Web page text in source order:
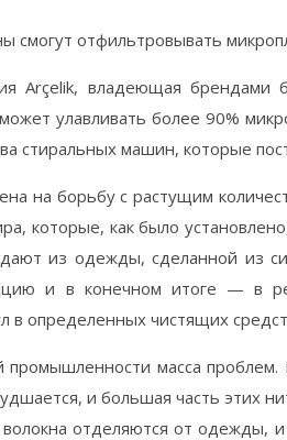
смогут отфильтровывать
Arçelik, владеющая брендами
улавливать более 90%
стиральных машин, которые
​​на борьбу с растущим
которые, как было
из одежды, сделанной из
и в конечном итоге — в
в определенных чистящих
масса
и большая часть этих
волокна отделяются от одежды,